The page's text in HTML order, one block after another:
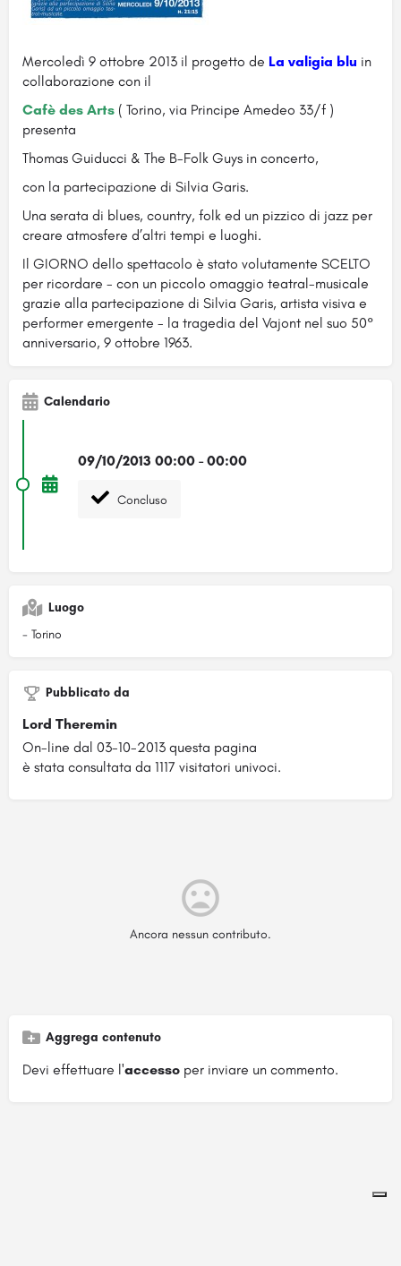
Mercoledì 9 ottobre 2013 il progetto de La valigia blu in
collaborazione con il
Cafè des Arts ( Torino, via Principe Amedeo 33/f )
presenta
Thomas Guiducci & The B-Folk Guys in concerto,
con la partecipazione di Silvia Garis.
Una serata di blues, country, folk ed un pizzico di jazz per
creare atmosfere d’altri tempi e luoghi.
Il GIORNO dello spettacolo è stato volutamente SCELTO
per ricordare - con un piccolo omaggio teatral-musicale
grazie alla partecipazione di Silvia Garis, artista visiva e
performer emergente - la tragedia del Vajont nel suo 50°
anniversario, 9 ottobre 1963.
Calendario
09/10/2013 00:00 - 00:00
Concluso
Luogo
- Torino
Pubblicato da
Lord Theremin
On-line dal 03-10-2013 questa pagina
è stata consultata da 1117 visitatori univoci.
Ancora nessun contributo.
Aggrega contenuto
Devi effettuare l'accesso per inviare un commento.